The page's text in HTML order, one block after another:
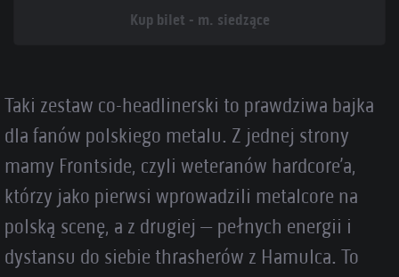
Kup bilet - m. siedzące
Taki zestaw co-headlinerski to prawdziwa bajka
dla fanów polskiego metalu. Z jednej strony
mamy Frontside, czyli weteranów hardcore’a,
którzy jako pierwsi wprowadzili metalcore na
polską scenę, a z drugiej – pełnych energii i
dystansu do siebie thrasherów z Hamulca. To